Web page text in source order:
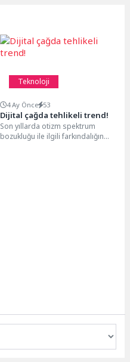
Teknoloji
4 Ay Önce 53
Dijital çağda tehlikeli trend!
Son yıllarda otizm spektrum
bozukluğu ile ilgili farkındalığın